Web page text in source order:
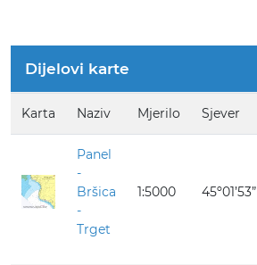
Dijelovi karte
Karta Naziv Mjerilo Sjever
Panel
-
Bršica
-
Trget
1:5000 45º01’53”